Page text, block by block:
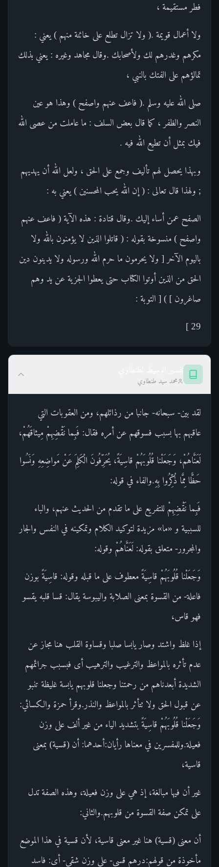
فطر مستقيمة ،
ولا أعمال قويمة .( ولا تزال تطلع على خائنة منهم ) يعني :
مكرهم وغدرهم لك ولأصحابك .وقال مجاهد وغيره : يعني بذلك
تمالؤهم على الفتك بالنبي ،
صلى الله عليه وسلم .( فاعف عنهم واصفح ) وهذا هو عين
النصر والظفر ، كما قال بعض السلف : ما عاملت من عصى الله
فيك بمثل أن تطيع الله فيه .
وبهذا يحصل لهم تأليف وجمع على الحق ، ولعل الله أن يهديهم
; ولهذا قال تعالى : ( إن الله يحب المحسنين ) يعني به :
الصفح عمن أساء إليك .وقال قتادة : هذه الآية ( فاعف عنهم
واصفح ) منسوخة بقوله : ( قاتلوا الذين لا يؤمنون بالله ولا
باليوم الآخر [ ولا يحرمون ما حرم الله ورسوله ولا يدينون دين
الحق من الذين أوتوا الكتاب حتى يعطوا الجزية عن يد وهم
صاغرون ] ) [ التوبة :
29 ]
محمد سيد طنطاوي
لقد بين- سبحانه- جانبا من رذائلهم، ومن العقوبات التي
عاقبهم بها بسبب فسوقهم عن أمره فقال: فَبِما نَقْضِهِمْ مِيثاقَهُمْ،
لَعَنَّاهُمْ، وَجَعَلْنا قُلُوبَهُمْ قاسِيَةً، يُحَرِّفُونَ الْكَلِمَ عَنْ مَواضِعِهِ وَنَسُوا
حَظًّا مِمَّا ذُكِّرُوا بِهِ.والفاء في قوله:
فَبِما نَقْضِهِمْ للتفريع على ما تقدم من الحديث عنهم، والباء
للسببية و «ما» مزيدة لتوكيد الكلام وتمكينه في النفس والجار
والمجرور- متعلق بقوله: لَعَنَّاهُمْ وقوله:
وَجَعَلْنا قُلُوبَهُمْ قاسِيَةً معطوف على ما قبله وقوله: قاسِيَةً بوزن
فاعلة- من القسوة بمعنى الصلابة واليبوسة يقال: قسا قلبه يقسو
فهو قاس،
إذا غلظ واشتد وصار يابسا صلبا وقساوة القلب هنا مجاز عن
عدم تأثره بالمواعظ والترغيب والترهيب أى فبسبب جرائمهم
الشديدة أبعدناهم من رحمتنا وجعلنا قلوبهم يابسة غليظة تنبو
عن قبول الحق ولا تتأثر بالمواعظ والنذر.وقرأ حمزة والكسائي:
وَجَعَلْنا قُلُوبَهُمْ قاسِيَةً بتشديد الياء من غير ألف على وزن
فعيلة.وللمفسرين في معناها رأيان:أحدهما: أن (قسية) بمعنى
قاسية،
غير أن فيها مبالغة، إذ هي على وزن فعيلة، وهذه الصفة تدل
على تمكن صفة القسوة من قلوبهم.والثاني:
أن معنى (قسية) هنا غير معنى قاسية، لأن قسية في هذا الموضع
مأخوذة من قولهم:درهم قسى- على وزن شقي- أى: فاسد